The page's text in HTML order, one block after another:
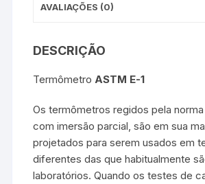
AVALIAÇÕES (0)
DESCRIÇÃO
TermômetroASTM E-1
Os termômetros regidos pela norma
com imersão parcial, são em sua
projetados para serem usados em
diferentes das que habitualmente
laboratórios. Quando os testes de